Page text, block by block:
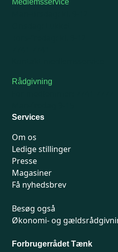
Medlemsservice
Rådgivning
Services
Om os
Ledige stillinger
Presse
Magasiner
Få nyhedsbrev
Besøg også
Økonomi- og
Forbrugerrådet Tænk